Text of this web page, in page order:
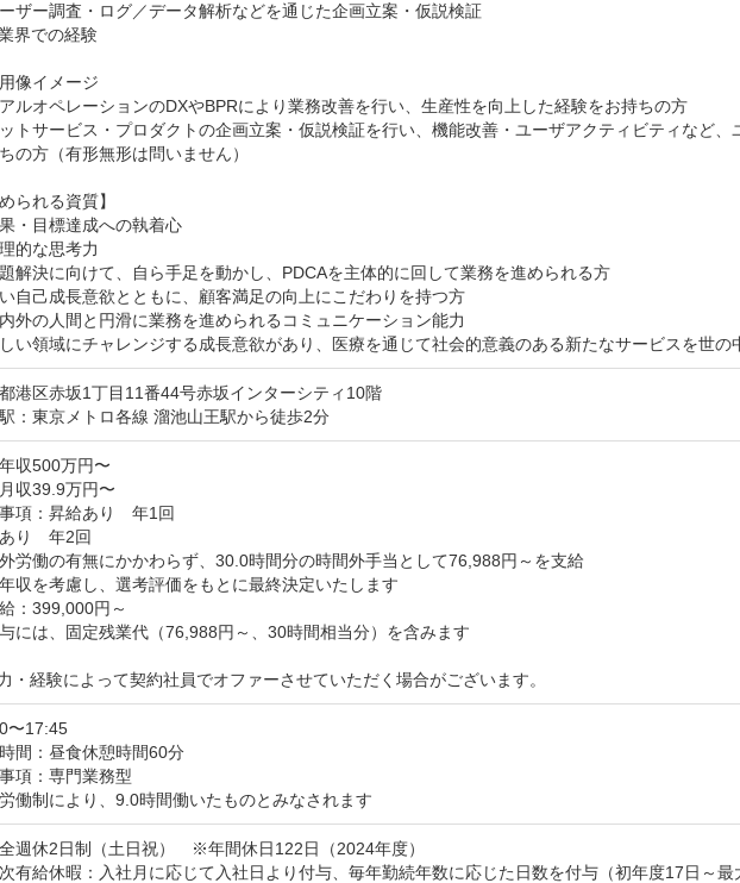
ーザー調査・ログ／データ解析などを通じた企画立案・仮説検証
界での経験
像イメージ
アルオペレーションのDXやBPRにより業務改善を行い、生産性を向上した経験をお持ちの方
ットサービス・プロダクトの企画立案・仮説検証を行い、機能改善・ユーザアクティビティなど
の方（有形無形は問いません）
められる資質】
果・目標達成への執着心
理的な思考力
題解決に向けて、自ら手足を動かし、PDCAを主体的に回して業務を進められる方
い自己成長意欲とともに、顧客満足の向上にこだわりを持つ方
内外の人間と円滑に業務を進められるコミュニケーション能力
しい領域にチャレンジする成長意欲があり、医療を通じて社会的意義のある新たなサービスを世の
港区赤坂1丁目11番44号赤坂インターシティ10階
：東京メトロ各線 溜池山王駅から徒歩2分
収500万円〜
収39.9万円〜
項：昇給あり　年1回
り　年2回
労働の有無にかかわらず、30.0時間分の時間外手当として76,988円～を支給
年収を考慮し、選考評価をもとに最終決定いたします
給：399,000円～
与には、固定残業代（76,988円～、30時間相当分）を含みます
・経験によって契約社員でオファーさせていただく場合がございます。
〜17:45
間：昼食休憩時間60分
項：専門業務型
働制により、9.0時間働いたものとみなされます
全週休2日制（土日祝）　※年間休日122日（2024年度）
次有給休暇：入社月に応じて入社日より付与、毎年勤続年数に応じた日数を付与（初年度17日～